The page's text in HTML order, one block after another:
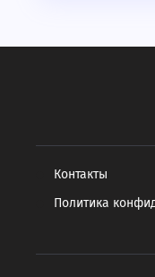
Контакты
Политика